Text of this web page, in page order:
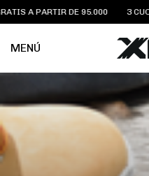
DE 95.000 3 CUOTAS
MENÚ